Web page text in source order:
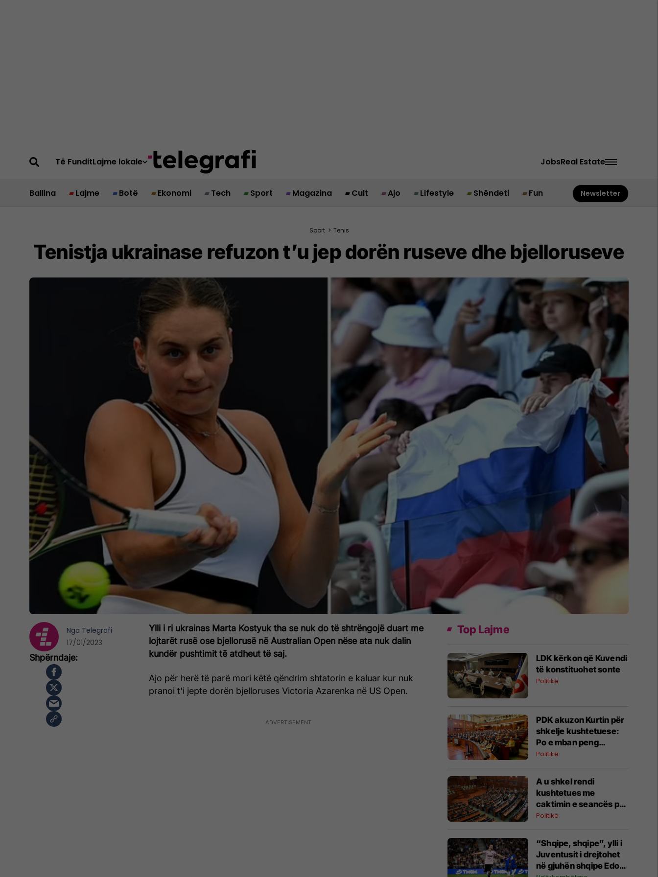
Të FunditLajme lokale JobsReal Estate
Ballina Lajme Botë Ekonomi Tech Sport Magazina Cult Ajo Lifestyle Shëndeti Fun Newsletter
Sport > Tenis
Tenistja ukrainase refuzon t’u jep dorën ruseve dhe bjelloruseve
Ylli i ri ukrainas Marta Kostyuk tha se nuk do të shtrëngojë duart me
lojtarët rusë ose bjellorusë në Australian Open nëse ata nuk dalin
kundër pushtimit të atdheut të saj.
Ajo për herë të parë mori këtë qëndrim shtatorin e kaluar kur nuk
pranoi t'i jepte dorën bjelloruses Victoria Azarenka në US Open.
Nga Telegrafi
17/01/2023
Top Lajme
LDK kërkon që Kuvendi
të konstituohet sonte
Politikë
PDK akuzon Kurtin për
shkelje kushtetuese:
Po e mban peng
konstituimin e Kuvendit
Politikë
A u shkel rendi
kushtetues me
caktimin e seancës për
të shtunën?
Politikë
“Shqipe, shqipe”, ylli i
Juventusit i drejtohet
në gjuhën shqipe Edon